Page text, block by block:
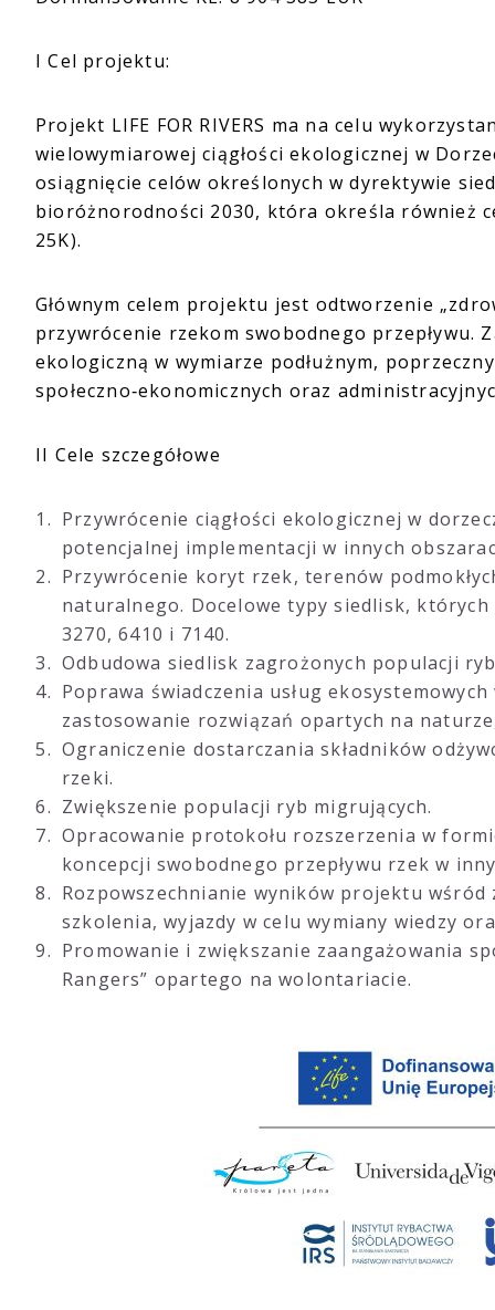
I Cel projektu:
Projekt LIFE FOR RIVERS ma na celu
wielowymiarowej ciągłości ekologicznej w
osiągnięcie celów określonych w dyrektywie
bioróżnorodności 2030, która określa również
25K).
Głównym celem projektu jest odtworzenie
przywrócenie rzekom swobodnego przepływu.
ekologiczną w wymiarze podłużnym,
społeczno‑ekonomicznych oraz
II Cele szczegółowe
Przywrócenie ciągłości ekologicznej w
potencjalnej implementacji w innych
Przywrócenie koryt rzek, terenów
naturalnego. Docelowe typy siedlisk,
3270, 6410 i 7140.
Odbudowa siedlisk zagrożonych populacji
Poprawa świadczenia usług
zastosowanie rozwiązań opartych na
Ograniczenie dostarczania składników
rzeki.
Zwiększenie populacji ryb migrujących.
Opracowanie protokołu rozszerzenia w
koncepcji swobodnego przepływu rzek w
Rozpowszechnianie wyników projektu
szkolenia, wyjazdy w celu wymiany wiedzy
Promowanie i zwiększanie zaangażowania
Rangers” opartego na wolontariacie.